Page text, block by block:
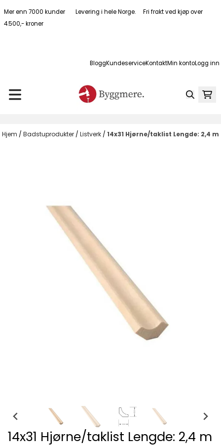
Hopp til innhold
Mer enn 7000 kunder Levering i hele Norge. Fri frakt ved kjøp over
4.500,- kroner
BloggKundeserviceKontaktMin kontoLogg inn
Hjem / Badstuprodukter / Listverk / 14x31 Hjørne/taklist Lengde: 2,4 m
14x31 Hjørne/taklist Lengde: 2,4 m